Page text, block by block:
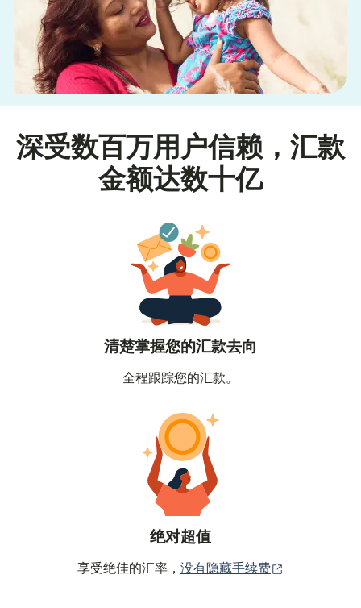
深受数百万用户信赖，汇款
金额达数十亿
清楚掌握您的汇款去向
全程跟踪您的汇款。
绝对超值
享受绝佳的汇率， 没有隐藏手续费